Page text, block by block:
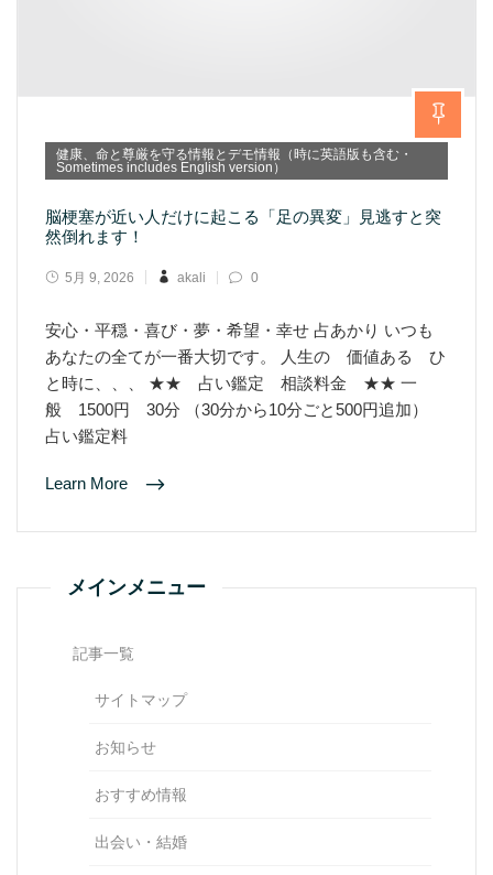
健康、命と尊厳を守る情報とデモ情報（時に英語版も含む・
Sometimes includes English version）
脳梗塞が近い人だけに起こる「足の異変」見逃すと突
然倒れます！
5月 9, 2026 akali 0
安心・平穏・喜び・夢・希望・幸せ 占あかり いつも
あなたの全てが一番大切です。 人生の 価値ある ひ
と時に、、、 ★★ 占い鑑定 相談料金 ★★ 一
般 1500円 30分 （30分から10分ごと500円追加）
占い鑑定料
Learn More
メインメニュー
記事一覧
サイトマップ
お知らせ
おすすめ情報
出会い・結婚